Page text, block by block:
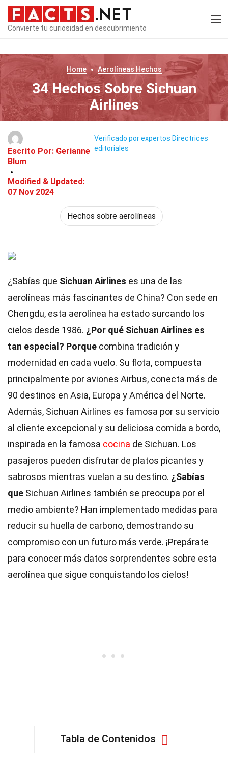
Convierte tu curiosidad en descubrimiento
Home Aerolíneas Hechos
34 Hechos Sobre Sichuan
Airlines
Escrito Por: Gerianne
Blum
Modified & Updated:
07 Nov 2024
Verificado por expertos Directrices
editoriales
Hechos sobre aerolíneas
¿Sabías que Sichuan Airlines es una de las
aerolíneas más fascinantes de China? Con sede en
Chengdu, esta aerolínea ha estado surcando los
cielos desde 1986. ¿Por qué Sichuan Airlines es
tan especial? Porque combina tradición y
modernidad en cada vuelo. Su flota, compuesta
principalmente por aviones Airbus, conecta más de
90 destinos en Asia, Europa y América del Norte.
Además, Sichuan Airlines es famosa por su servicio
al cliente excepcional y su deliciosa comida a bordo,
inspirada en la famosa cocina de Sichuan. Los
pasajeros pueden disfrutar de platos picantes y
sabrosos mientras vuelan a su destino. ¿Sabías
que Sichuan Airlines también se preocupa por el
medio ambiente? Han implementado medidas para
reducir su huella de carbono, demostrando su
compromiso con un futuro más verde. ¡Prepárate
para conocer más datos sorprendentes sobre esta
aerolínea que sigue conquistando los cielos!
Tabla de Contenidos